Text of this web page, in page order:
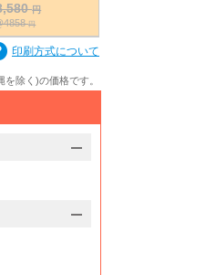
円
円
印刷方式について
除く)の価格です。